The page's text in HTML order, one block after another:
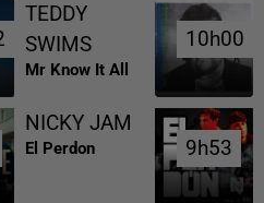
TEDDY
SWIMS
Mr Know It All
10h00
10h00
NICKY JAM
El Perdon 9h53
9h53